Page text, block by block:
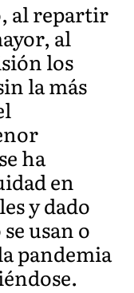
al repartir
al
los
la más
ha
en
y dado
usan o
pandemia